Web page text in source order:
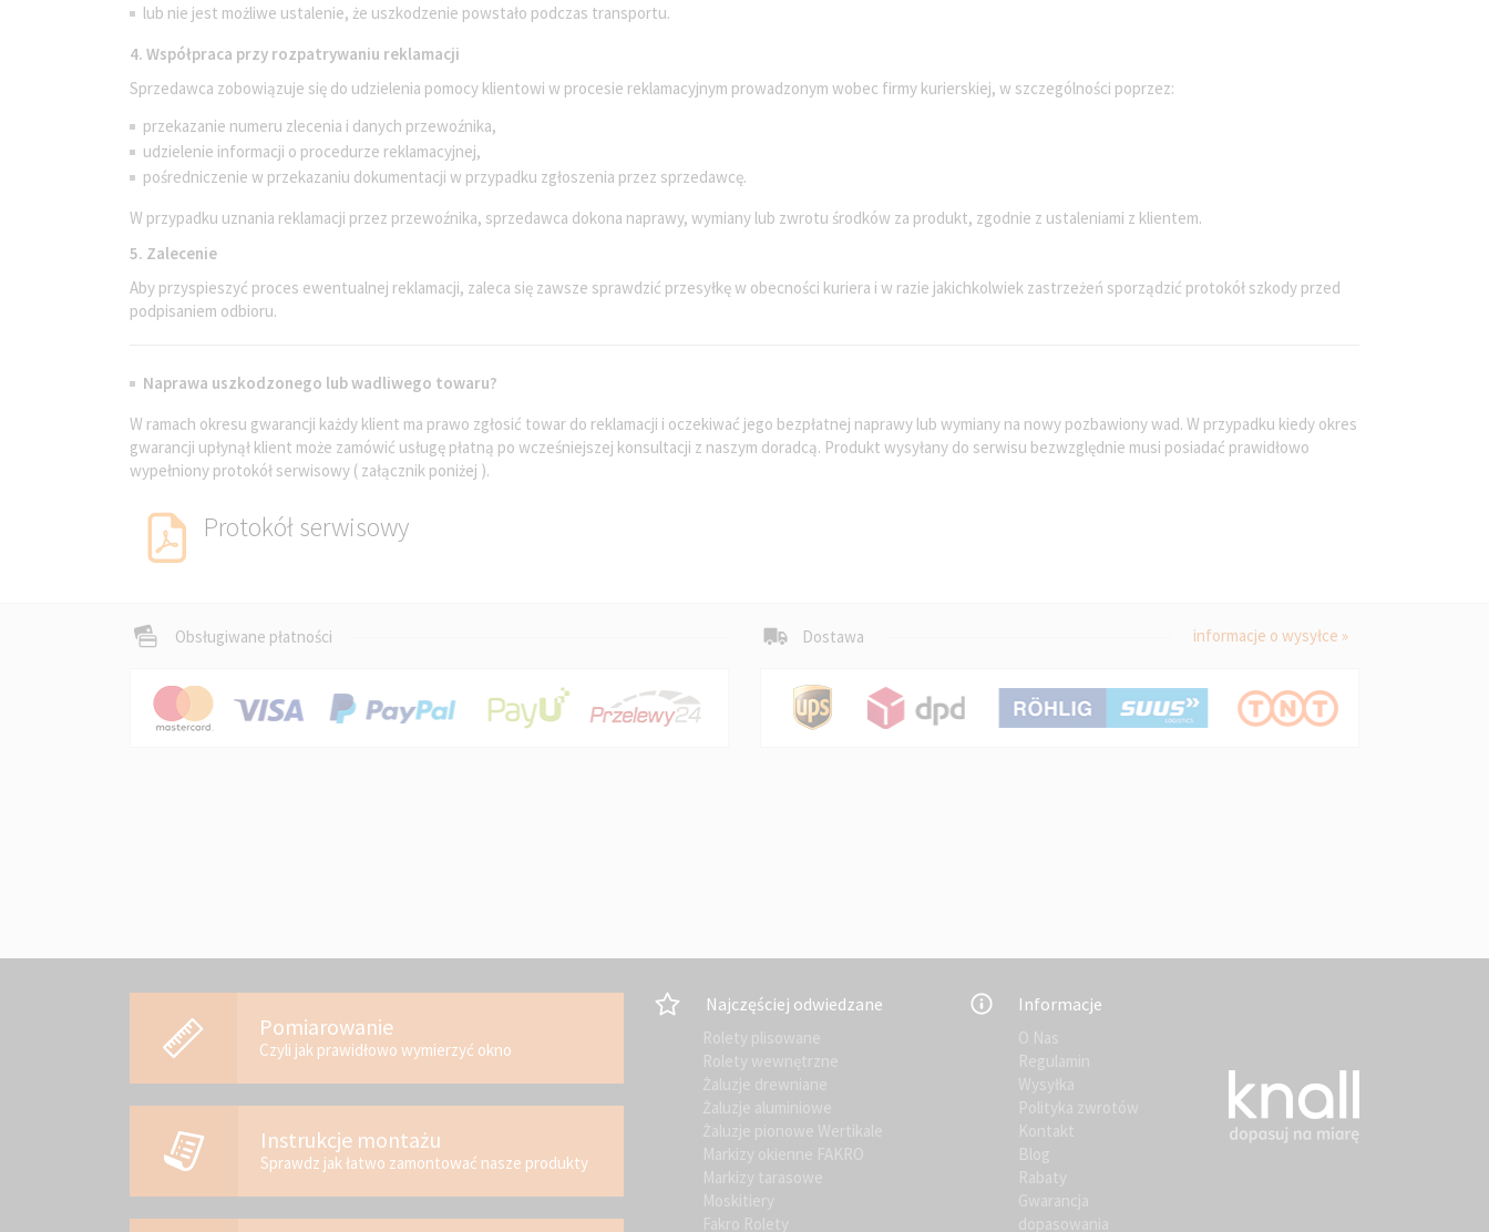
lub nie jest możliwe ustalenie, że uszkodzenie powstało podczas transportu.
4. Współpraca przy rozpatrywaniu reklamacji
Sprzedawca zobowiązuje się do udzielenia pomocy klientowi w procesie reklamacyjnym prowadzonym wobec firmy kurierskiej, w szczególności poprzez:
przekazanie numeru zlecenia i danych przewoźnika,
udzielenie informacji o procedurze reklamacyjnej,
pośredniczenie w przekazaniu dokumentacji w przypadku zgłoszenia przez sprzedawcę.
W przypadku uznania reklamacji przez przewoźnika, sprzedawca dokona naprawy, wymiany lub zwrotu środków za produkt, zgodnie z ustaleniami z klientem.
5. Zalecenie
Aby przyspieszyć proces ewentualnej reklamacji, zaleca się zawsze sprawdzić przesyłkę w obecności kuriera i w razie jakichkolwiek zastrzeżeń sporządzić protokół szkody przed
podpisaniem odbioru.
Naprawa uszkodzonego lub wadliwego towaru?
W ramach okresu gwarancji każdy klient ma prawo zgłosić towar do reklamacji i oczekiwać jego bezpłatnej naprawy lub wymiany na nowy pozbawiony wad. W przypadku kiedy okres
gwarancji upłynął klient może zamówić usługę płatną po wcześniejszej konsultacji z naszym doradcą. Produkt wysyłany do serwisu bezwzględnie musi posiadać prawidłowo
wypełniony protokół serwisowy ( załącznik poniżej ).
Protokół serwisowy
Obsługiwane płatności Dostawa informacje o wysyłce »
Pomiarowanie
Czyli jak prawidłowo wymierzyć okno
Instrukcje montażu
Sprawdz jak łatwo zamontować nasze produkty
Najczęściej odwiedzane
Rolety plisowane
Rolety wewnętrzne
Żaluzje drewniane
Żaluzje aluminiowe
Żaluzje pionowe Wertikale
Markizy okienne FAKRO
Markizy tarasowe
Moskitiery
Fakro Rolety
Informacje
O Nas
Regulamin
Wysyłka
Polityka zwrotów
Kontakt
Blog
Rabaty
Gwarancja
dopasowania